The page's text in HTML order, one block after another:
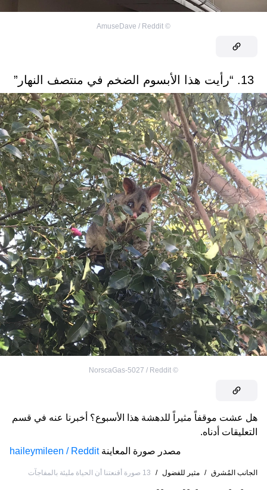
©
AmuseDave / Reddit
13. “رأيت هذا الأبسوم الضخم في منتصف النهار”
©
NorscaGas-5027 / Reddit
هل عشت موقفاً مثيراً للدهشة هذا الأسبوع؟ أخبرنا عنه في قسم
التعليقات أدناه.
مصدر صورة المعاينة haileymileen / Reddit
الجانب المُشرق / مثير للفضول / 13 صورة أقنعتنا أن الحياة مليئة بالمفاجآت